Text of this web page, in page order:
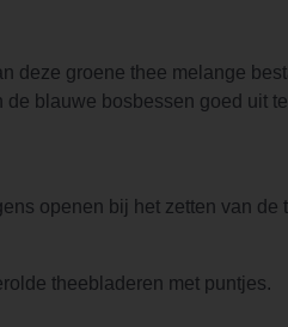
deze groene thee melange
blauwe bosbessen goed uit
openen bij het zetten van de
theebladeren met puntjes.